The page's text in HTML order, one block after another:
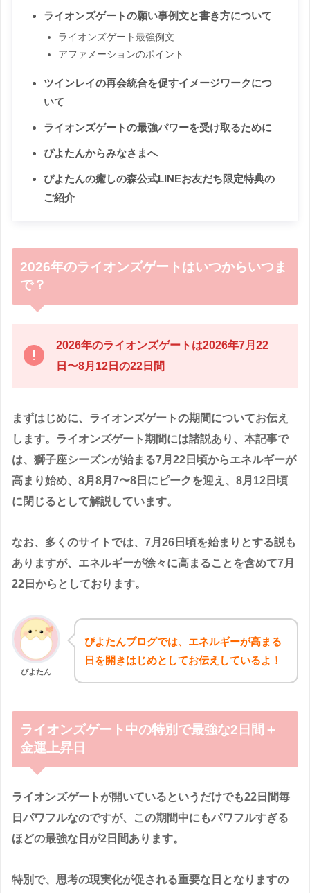
ライオンズゲートの願い事例文と書き方について
ライオンズゲート最強例文
アファメーションのポイント
ツインレイの再会統合を促すイメージワークにつ
いて
ライオンズゲートの最強パワーを受け取るために
ぴよたんからみなさまへ
ぴよたんの癒しの森公式LINEお友だち限定特典の
ご紹介
2026年のライオンズゲートはいつからいつま
で？
2026年のライオンズゲートは2026年7月22
日〜8月12日の22日間
まずはじめに、ライオンズゲートの期間についてお伝え
します。ライオンズゲート期間には諸説あり、本記事で
は、獅子座シーズンが始まる7月22日頃からエネルギーが
高まり始め、8月8月7〜8日にピークを迎え、8月12日頃
に閉じるとして解説しています。
なお、多くのサイトでは、7月26日頃を始まりとする説も
ありますが、エネルギーが徐々に高まることを含めて7月
22日からとしております。
ぴよたん
ぴよたんブログでは、エネルギーが高まる
日を開きはじめとしてお伝えしているよ！
ライオンズゲート中の特別で最強な2日間＋
金運上昇日
ライオンズゲートが開いているというだけでも22日間毎
日パワフルなのですが、この期間中にもパワフルすぎる
ほどの最強な日が2日間あります。
特別で、思考の現実化が促される重要な日となりますの